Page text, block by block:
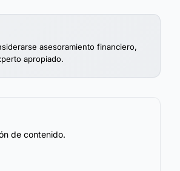
asesoramiento financiero,
apropiado.
de contenido.